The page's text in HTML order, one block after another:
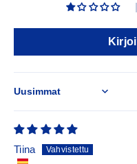
Sort by
Tiina